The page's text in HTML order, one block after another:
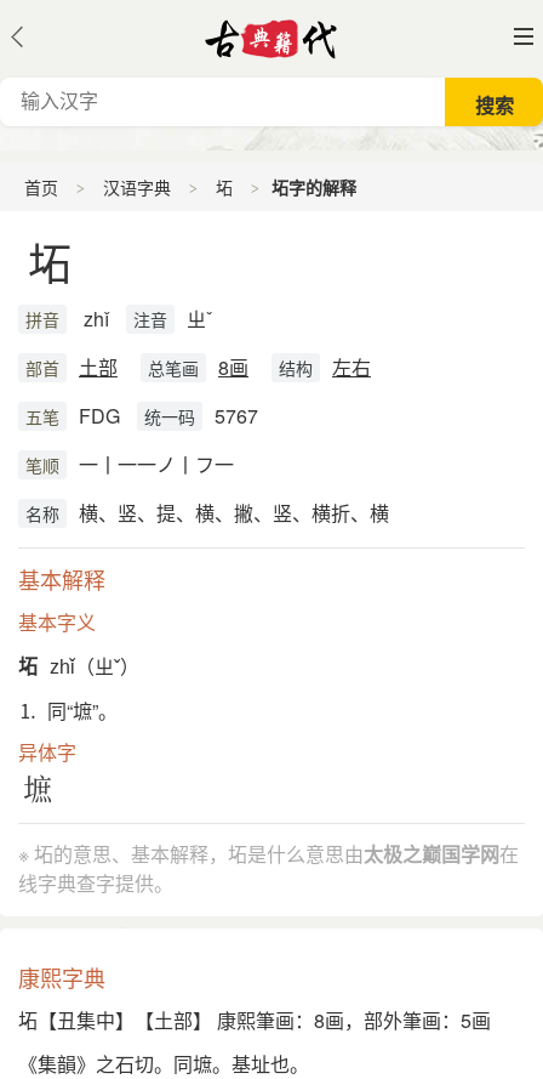
首页 汉语字典 坧 坧字的解释
坧
拼音 zhǐ 注音 ㄓˇ
部首 土部 总笔画 8画 结构 左右
五笔 FDG 统一码 5767
笔顺 一丨一一ノ丨フ一
名称 横、竖、提、横、撇、竖、横折、横
基本解释
基本字义
坧
zhǐ（ㄓˇ）
⒈ 同“墌”。
异体字
墌
※ 坧的意思、基本解释，坧是什么意思由太极之巅国学网在
线字典查字提供。
康熙字典
坧【丑集中】【土部】 康熙筆画：8画，部外筆画：5画
《集韻》之石切。同墌。基址也。